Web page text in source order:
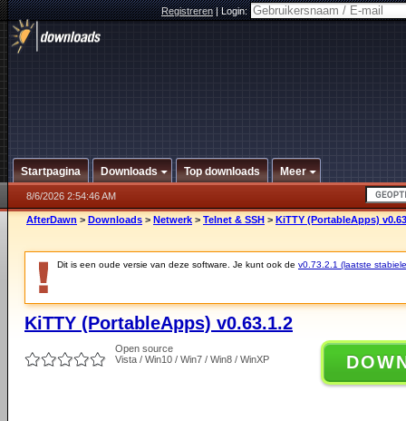
Registreren|Login:
Startpagina Downloads Top downloads Meer
8/6/2026 2:54:46 AM
AfterDawn > Downloads > Netwerk > Telnet & SSH > KiTTY (PortableApps)
Dit is een oude versie van deze software. Je kunt ook de v0.73.2.1 (laatste
KiTTY (PortableApps) v0.63.1.2
Open source
Vista / Win10 / Win7 / Win8 / WinXP